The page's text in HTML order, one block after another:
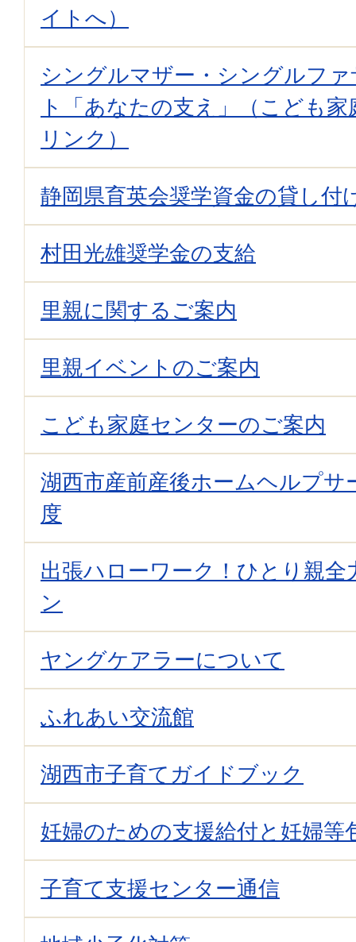
イトへ）
シングルマザー・シングルフ
ト「あなたの支え」（こども
リンク）
静岡県育英会奨学資金の貸し付
村田光雄奨学金の支給
里親に関するご案内
里親イベントのご案内
こども家庭センターのご案内
湖西市産前産後ホームヘルプサ
度
出張ハローワーク！ひとり親
ン
ヤングケアラーについて
ふれあい交流館
湖西市子育てガイドブック
妊婦のための支援給付と妊婦等
子育て支援センター通信